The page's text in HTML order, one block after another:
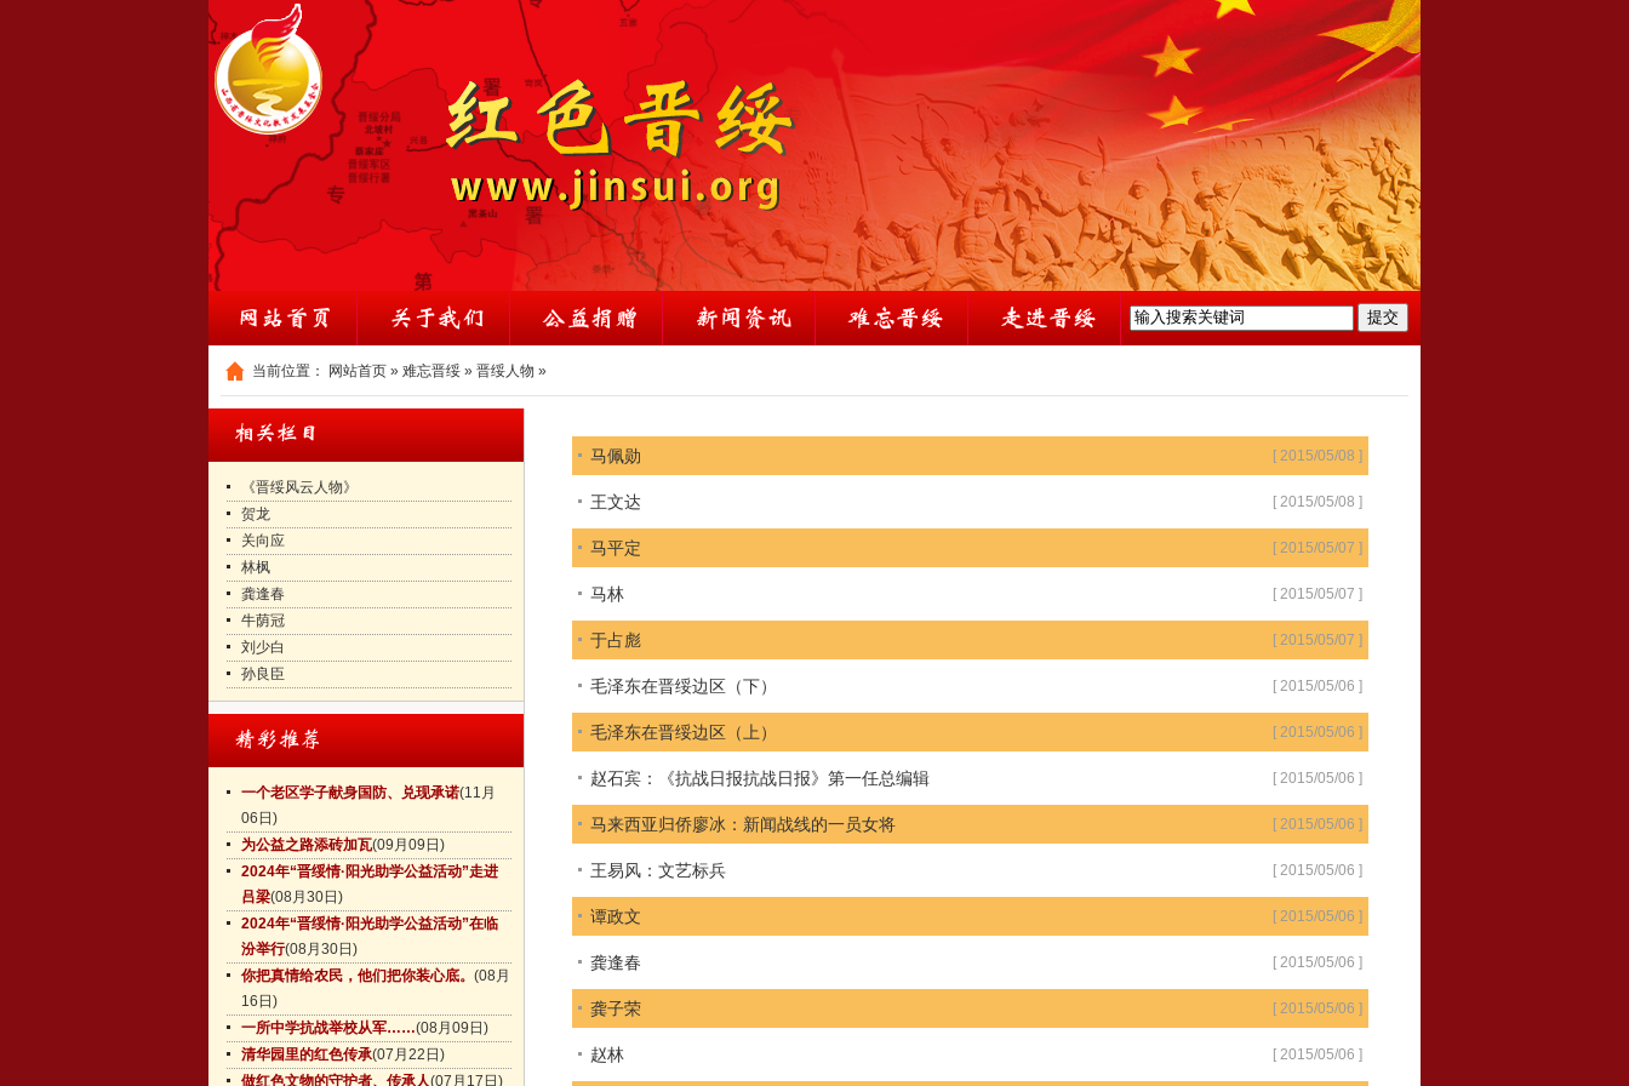
当前位置： 网站首页 » 难忘晋绥 » 晋绥人物 »
《晋绥风云人物》
贺龙
关向应
林枫
龚逢春
牛荫冠
刘少白
孙良臣
一个老区学子献身国防、兑现承诺(11月
06日)
为公益之路添砖加瓦(09月09日)
2024年“晋绥情·阳光助学公益活动”走进
吕梁(08月30日)
2024年“晋绥情·阳光助学公益活动”在临
汾举行(08月30日)
你把真情给农民，他们把你装心底。 (08月
16日)
一所中学抗战举校从军……(08月09日)
清华园里的红色传承(07月22日)
做红色文物的守护者、传承人(07月17日)
[ 2015/05/08 ]
马佩勋
[ 2015/05/08 ]
王文达
[ 2015/05/07 ]
马平定
[ 2015/05/07 ]
马林
[ 2015/05/07 ]
于占彪
[ 2015/05/06 ]
毛泽东在晋绥边区（下）
[ 2015/05/06 ]
毛泽东在晋绥边区（上）
[ 2015/05/06 ]
赵石宾：《抗战日报抗战日报》第一任总编辑
[ 2015/05/06 ]
马来西亚归侨廖冰：新闻战线的一员女将
[ 2015/05/06 ]
王易风：文艺标兵
[ 2015/05/06 ]
谭政文
[ 2015/05/06 ]
龚逢春
[ 2015/05/06 ]
龚子荣
[ 2015/05/06 ]
赵林